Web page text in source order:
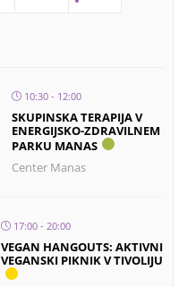
10:30 - 12:00
SKUPINSKA TERAPIJA V
ENERGIJSKO-ZDRAVILNEM
PARKU MANAS
Center Manas
17:00 - 20:00
VEGAN HANGOUTS: AKTIVNI
VEGANSKI PIKNIK V TIVOLIJU